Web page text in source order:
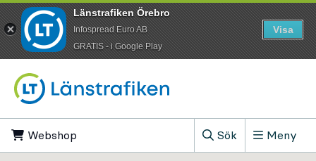
Webshop
Sök
, Visa sökfältet
Meny
Länstrafiken Örebro
Infospread Euro AB
​GRATIS - i Google Play
Visa